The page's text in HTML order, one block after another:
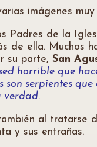
imágenes
Padres de la
de ella. Muchos
su parte, San
horrible que
son serpientes
verdad.
al tratarse
y sus entrañas.